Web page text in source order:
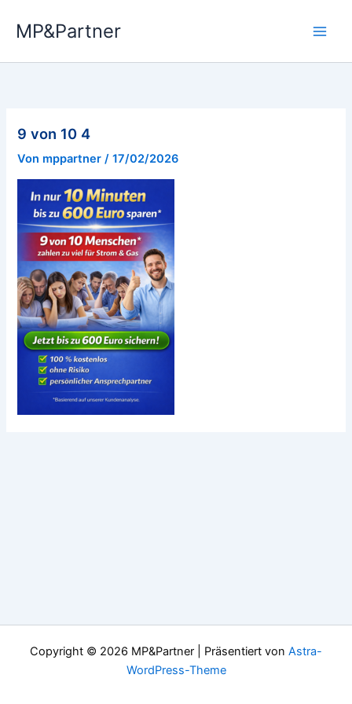
InhaltMP&Partner
9 von 10 4
Von mppartner/17/02/2026
Copyright © 2026 MP&Partner | Präsentiert von Astra-
WordPress-Theme